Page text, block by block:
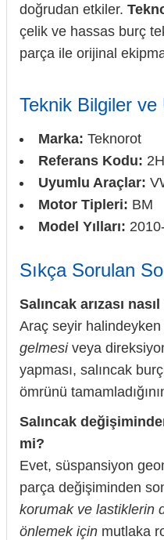
doğrudan etkiler.
çelik ve hassas burç
parça ile orijinal
Teknik Bilgiler ve
Marka: Teknorot
Referans Kodu:
Uyumlu Araçlar:
Motor Tipleri: BM
Model Yılları:
Sıkça Sorulan
Salıncak arızası
Araç seyir
gelmesiveya
yapması, salıncak
ömrünü
Salıncak
mi?
Evet, süspansiyon
parça değişiminden
korumak ve lastiklerin
önlemek için mutlaka